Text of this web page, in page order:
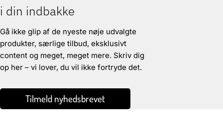
i din indbakke
Gå ikke glip af de nyeste nøje udvalgte
produkter, særlige tilbud, eksklusivt
content og meget, meget mere. Skriv dig
op her – vi lover, du vil ikke fortryde det.
Tilmeld nyhedsbrevet